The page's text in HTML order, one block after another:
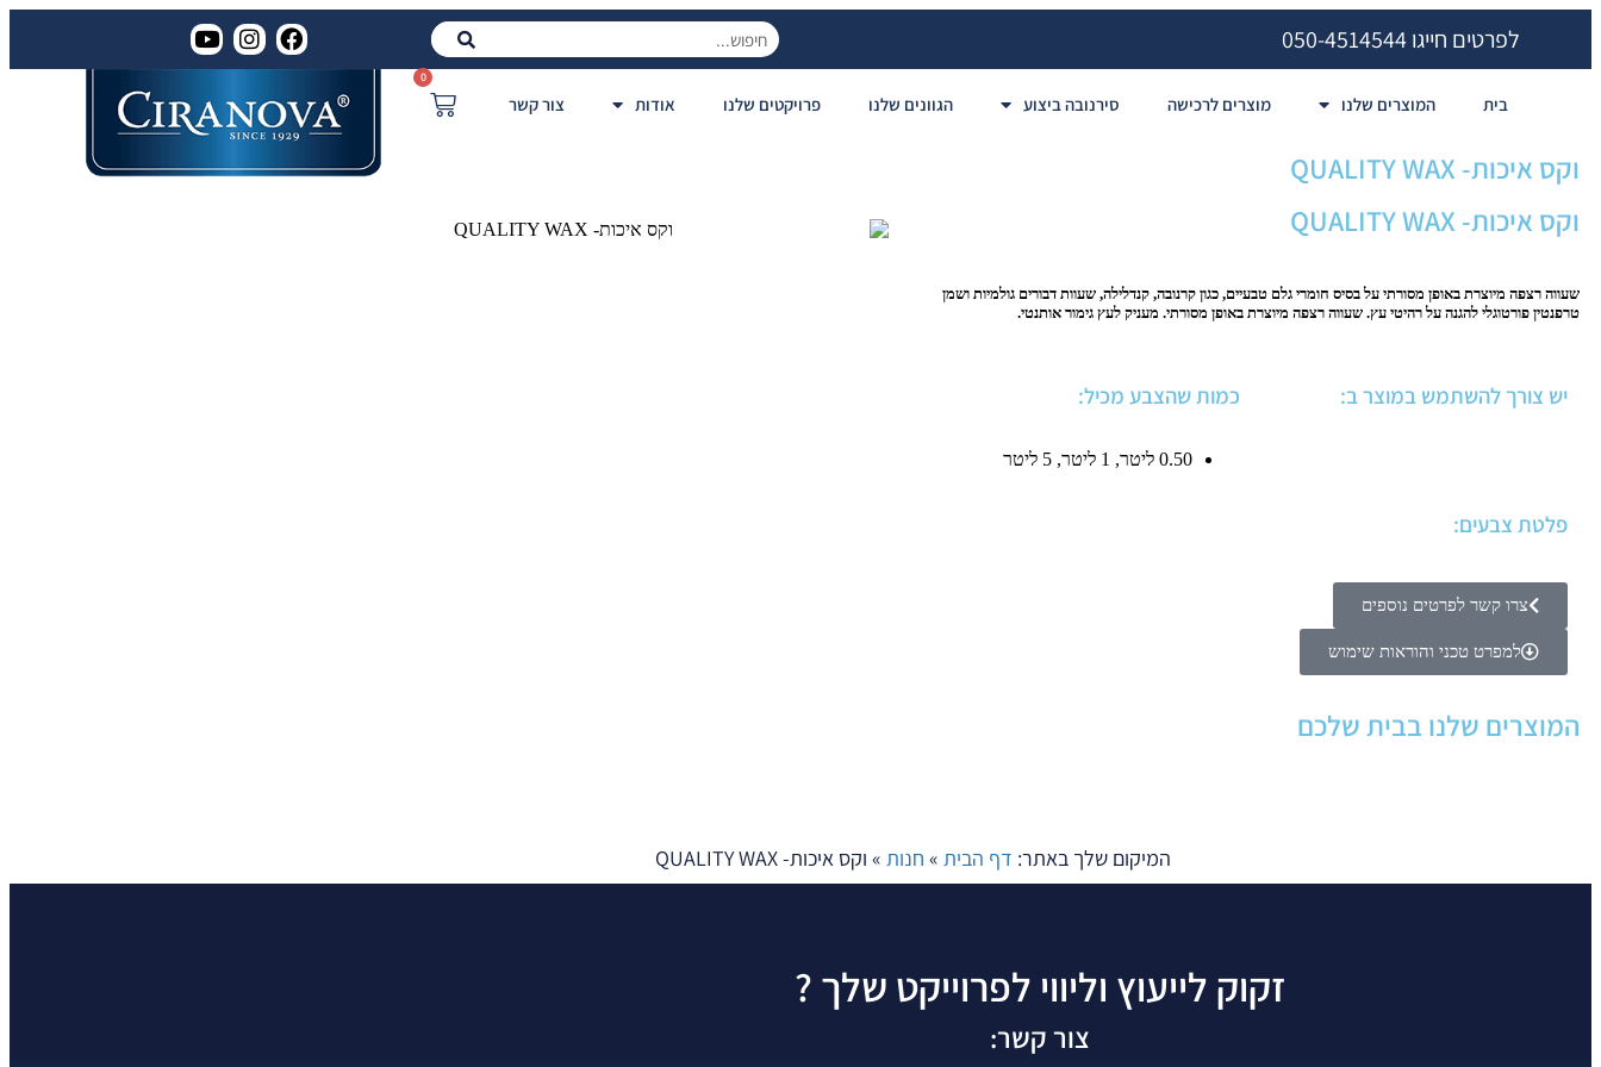
לפרטים חייגו 050-4514544
בית המוצרים שלנו מוצרים לרכישה סירנובה ביצוע הגוונים שלנו פרויקטים שלנו אודות צור קשר
0
וקס איכות- QUALITY WAX
וקס איכות- QUALITY WAX
שעווה רצפה מיוצרת באופן מסורתי על בסיס חומרי גלם טבעיים, כגון קרנובה, קנדלילה, שעוות דבורים גולמיות ושמן
טרפנטין פורטוגלי להגנה על רהיטי עץ. שעווה רצפה מיוצרת באופן מסורתי. מעניק לעץ גימור אותנטי.
יש צורך להשתמש במוצר ב: כמות שהצבע מכיל:
0.50 ליטר, 1 ליטר, 5 ליטר
פלטת צבעים:
צרו קשר לפרטים נוספים
למפרט טכני והוראות שימוש
המוצרים שלנו בבית שלכם
המיקום שלך באתר: דף הבית » חנות » וקס איכות- QUALITY WAX
זקוק לייעוץ וליווי לפרוייקט שלך ?
צור קשר: